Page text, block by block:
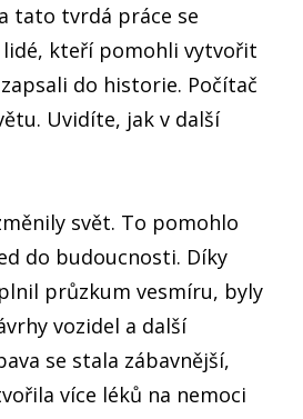
tato tvrdá práce se
lidé, kteří pomohli vytvořit
do historie. Počítač
Uvidíte, jak v další
svět. To pomohlo
do budoucnosti. Díky
průzkum vesmíru, byly
vozidel a další
se stala zábavnější,
více léků na nemoci